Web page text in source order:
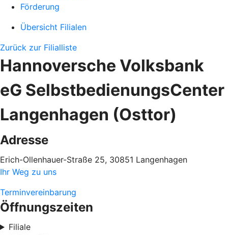
Förderung
Übersicht Filialen
Zurück zur Filialliste
Hannoversche Volksbank
eG SelbstbedienungsCenter
Langenhagen (Osttor)
Adresse
Erich-Ollenhauer-Straße 25, 30851 Langenhagen
Ihr Weg zu uns
Terminvereinbarung
Öffnungszeiten
Filiale